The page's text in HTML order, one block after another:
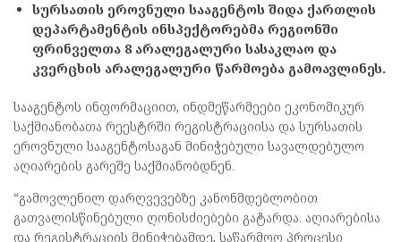
სურსათის ეროვნული სააგენტოს შიდა ქართლის
დეპარტამენტის ინსპექტორებმა რეგიონში
ფრინველთა 8 არალეგალური სასაკლაო და
კვერცხის არალეგალური წარმოება გამოავლინეს.
სააგენტოს ინფორმაციით, ინდმეწარმეები ეკონომიკურ
საქმიანობათა რეესტრში რეგისტრაციისა და სურსათის
ეროვნული სააგენტოსაგან მინიჭებული სავალდებულო
აღიარების გარეშე საქმიანობდნენ.
“გამოვლენილ დარღვევებზე კანონმდებლობით
გათვალისწინებული ღონისძიებები გატარდა. აღიარებისა
და რეგისტრაციის მინიჭებამდე, საწარმოო პროცესი